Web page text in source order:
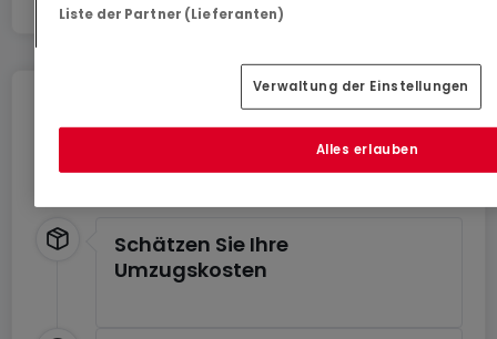
Umziehen ohne Stress
Sie können von Dienstleistungen für einen
stressfreien Umzug profitieren.
Schätzen Sie Ihre
Umzugskosten
Liste der Partner (Lieferanten)
Verwaltung der Einstellungen
Alles erlauben